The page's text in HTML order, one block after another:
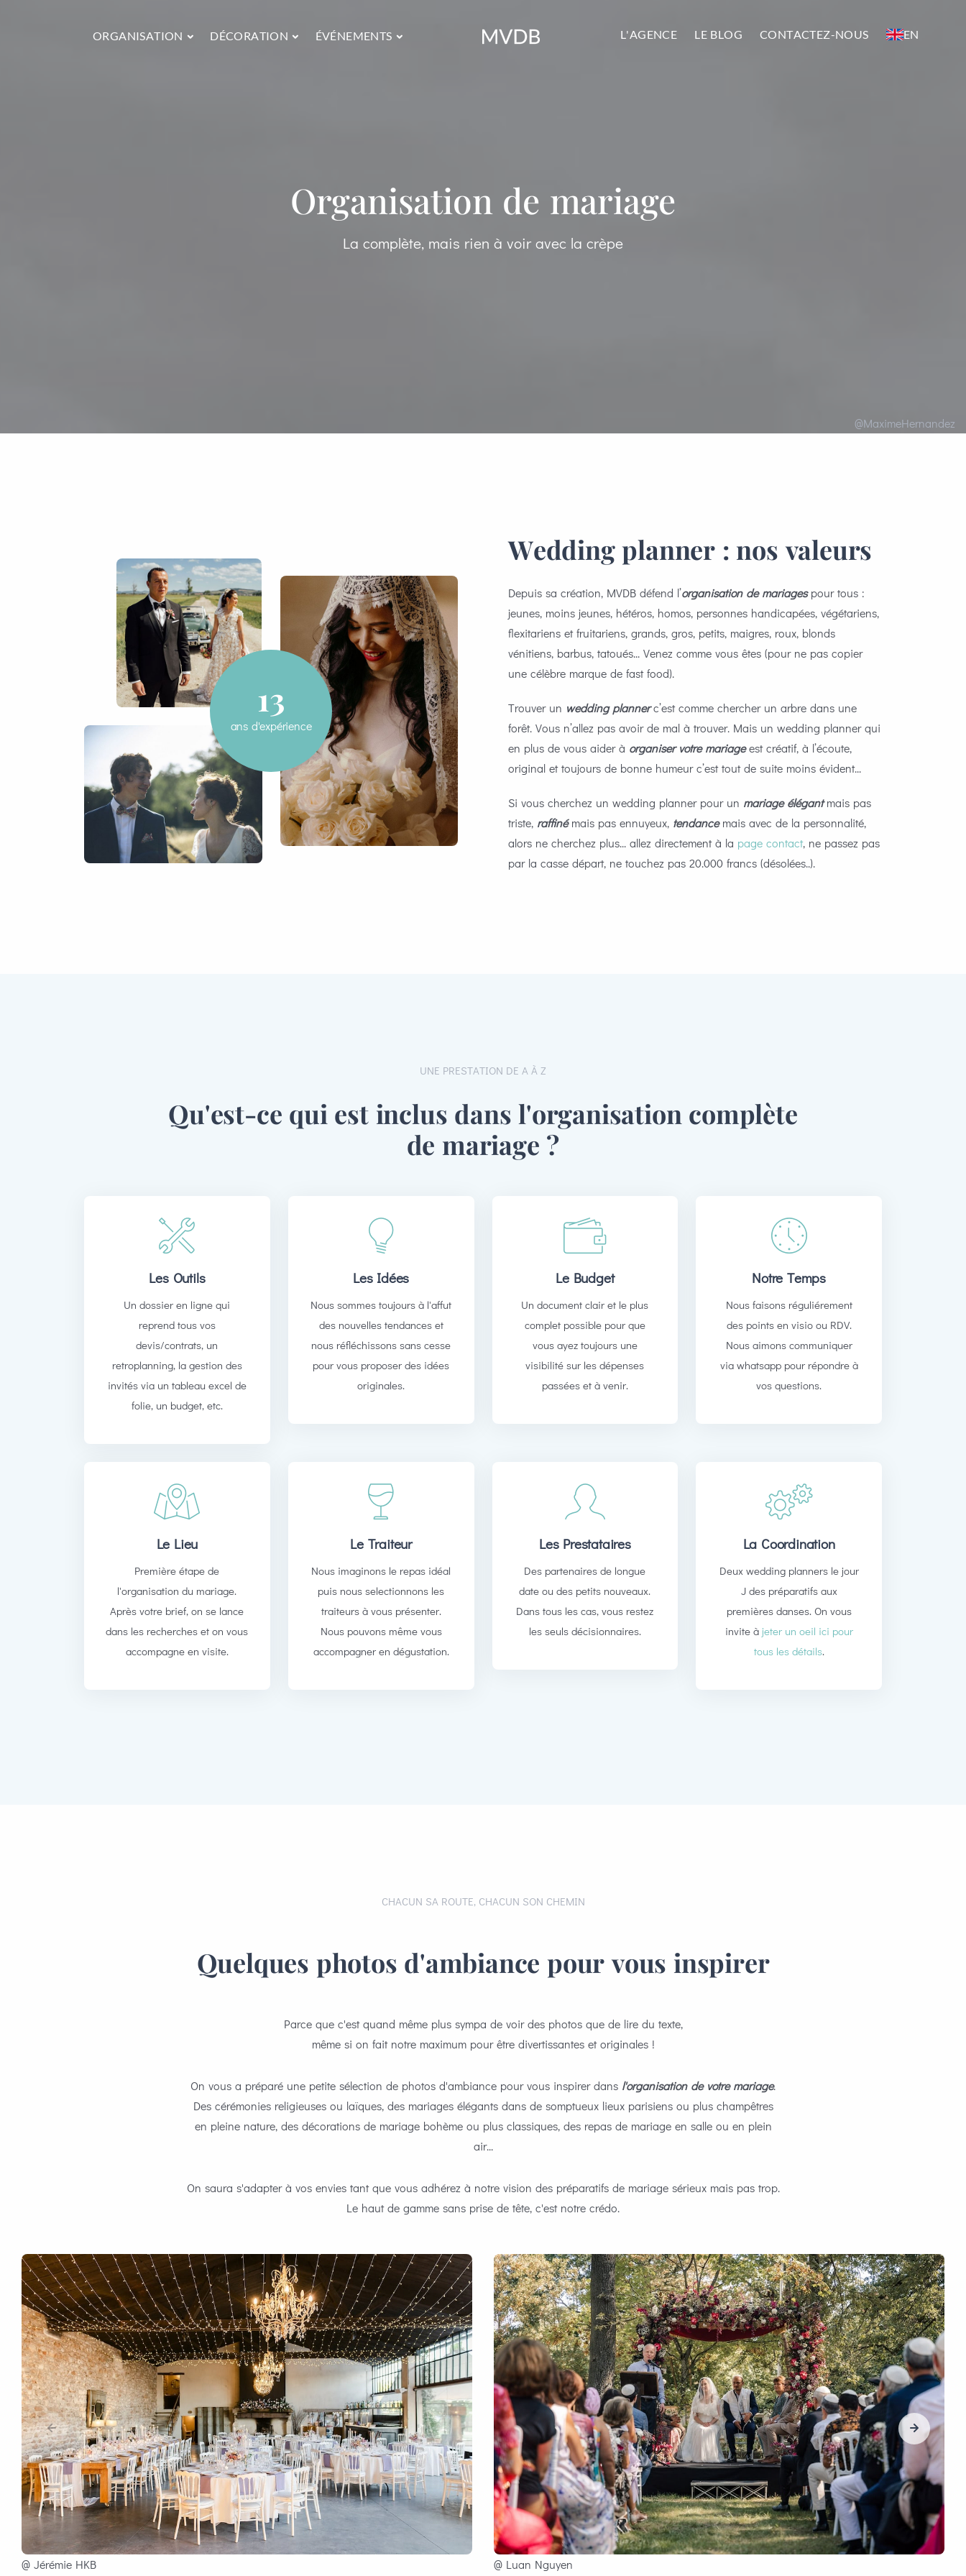
ORGANISATION DÉCORATION ÉVÉNEMENTS L'AGENCE LE BLOG CONTACTEZ-NOUS EN
Organisation de mariage
La complète, mais rien à voir avec la crèpe
@MaximeHernandez
13
ans d'expérience
Wedding planner : nos valeurs
Depuis sa création, MVDB défend l’organisation de mariagespour tous :
jeunes, moins jeunes, hétéros, homos, personnes handicapées, végétariens,
flexitariens et fruitariens, grands, gros, petits, maigres, roux, blonds
vénitiens, barbus, tatoués... Venez comme vous êtes (pour ne pas copier
une célèbre marque de fast food).
Trouver un wedding plannerc’est comme chercher un arbre dans une
forêt. Vous n’allez pas avoir de mal à trouver. Mais un wedding planner qui
en plus de vous aider à organiser votre mariageest créatif, à l’écoute,
original et toujours de bonne humeur c’est tout de suite moins évident...
Si vous cherchez un wedding planner pour un mariage élégantmais pas
triste, raffinémais pas ennuyeux, tendancemais avec de la personnalité,
alors ne cherchez plus... allez directement à la page contact, ne passez pas
par la casse départ, ne touchez pas 20.000 francs (désolées..).
UNE PRESTATION DE A À Z
Qu'est-ce qui est inclus dans l'organisation complète
de mariage ?
Les Outils
Un dossier en ligne qui
reprend tous vos
devis/contrats, un
retroplanning, la gestion des
invités via un tableau excel de
folie, un budget, etc.
Les Idées
Nous sommes toujours à l'affut
des nouvelles tendances et
nous réfléchissons sans cesse
pour vous proposer des idées
originales.
Le Budget
Un document clair et le plus
complet possible pour que
vous ayez toujours une
visibilité sur les dépenses
passées et à venir.
Notre Temps
Nous faisons réguliérement
des points en visio ou RDV.
Nous aimons communiquer
via whatsapp pour répondre à
vos questions.
Le Lieu
Première étape de
l'organisation du mariage.
Après votre brief, on se lance
dans les recherches et on vous
accompagne en visite.
Le Traiteur
Nous imaginons le repas idéal
puis nous selectionnons les
traiteurs à vous présenter.
Nous pouvons même vous
accompagner en dégustation.
Les Prestataires
Des partenaires de longue
date ou des petits nouveaux.
Dans tous les cas, vous restez
les seuls décisionnaires.
La Coordination
Deux wedding planners le jour
J des préparatifs aux
premières danses. On vous
invite à jeter un oeil ici pour
tous les détails.
CHACUN SA ROUTE, CHACUN SON CHEMIN
Quelques photos d'ambiance pour vous inspirer
Parce que c'est quand même plus sympa de voir des photos que de lire du texte,
même si on fait notre maximum pour être divertissantes et originales !
On vous a préparé une petite sélection de photos d'ambiance pour vous inspirer dans l'organisation de votre mariage.
Des cérémonies religieuses ou laïques, des mariages élégants dans de somptueux lieux parisiens ou plus champêtres
en pleine nature, des décorations de mariage bohème ou plus classiques, des repas de mariage en salle ou en plein
air...
On saura s'adapter à vos envies tant que vous adhérez à notre vision des préparatifs de mariage sérieux mais pas trop.
Le haut de gamme sans prise de tête, c'est notre crédo.
@ Jérémie HKB @ Luan Nguyen